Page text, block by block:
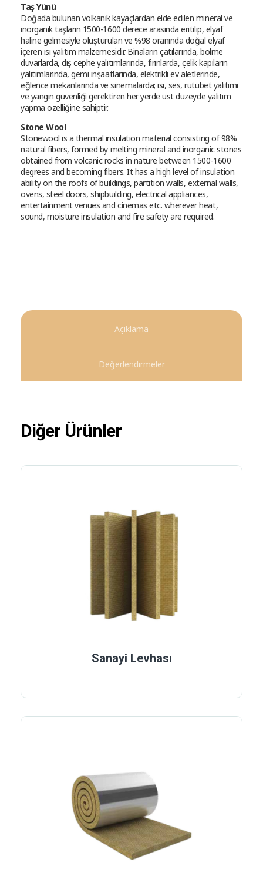
Taş Yünü
Doğada bulunan volkanik kayaçlardan elde edilen mineral ve
inorganik taşların 1500-1600 derece arasında eritilip, elyaf
haline gelmesiyle oluşturulan ve %98 oranında doğal elyaf
içeren ısı yalıtım malzemesidir. Binaların çatılarında, bölme
duvarlarda, dış cephe yalıtımlarında, fırınlarda, çelik kapıların
yalıtımlarında, gemi inşaatlarında, elektrikli ev aletlerinde,
eğlence mekanlarında ve sinemalarda; ısı, ses, rutubet yalıtımı
ve yangın güvenliği gerektiren her yerde üst düzeyde yalıtım
yapma özelliğine sahiptir.
Stone Wool
Stonewool is a thermal insulation material consisting of 98%
natural fibers, formed by melting mineral and inorganic stones
obtained from volcanic rocks in nature between 1500-1600
degrees and becoming fibers. It has a high level of insulation
ability on the roofs of buildings, partition walls, external walls,
ovens, steel doors, shipbuilding, electrical appliances,
entertainment venues and cinemas etc. wherever heat,
sound, moisture insulation and fire safety are required.
Açıklama
Değerlendirmeler
Diğer Ürünler
Sanayi Levhası